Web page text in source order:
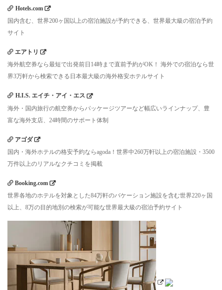
Hotels.com
国内含む、世界200ヶ国以上の宿泊施設が予約できる、世界最大級の宿泊予約
サイト
エアトリ
海外航空券なら最短で出発前日14時まで直前予約がOK！ 海外での宿泊なら世
界3万軒から検索できる日本最大級の海外格安ホテルサイト
H.I.S. エイチ・アイ・エス
海外・国内旅行の航空券からパッケージツアーなど幅広いラインナップ、豊
富な海外支店、24時間のサポート体制
アゴダ
国内・海外ホテルの格安予約ならagoda！世界中260万軒以上の宿泊施設・3500
万件以上のリアルなクチコミを掲載
Booking.com
世界各地のホテルを対象とした84万軒のバケーション施設を含む世界220ヶ国
以上、8万の目的地別の検索が可能な世界最大級の宿泊予約サイト